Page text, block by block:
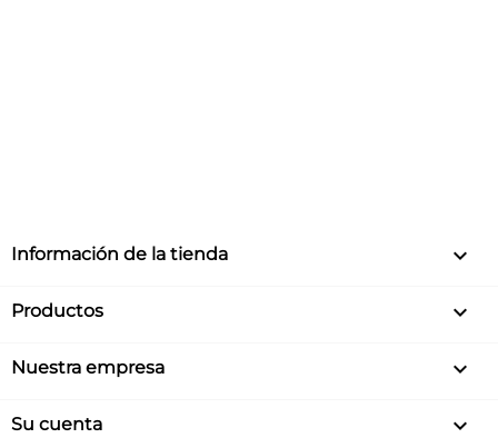
Información de la tienda keyboard_arrow_down
Productos 
Nuestra empresa 
Su cuenta 